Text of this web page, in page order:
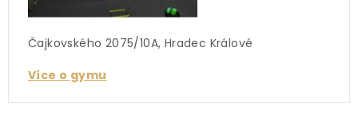
Čajkovského 2075/10A, Hradec Králové
Více o gymu